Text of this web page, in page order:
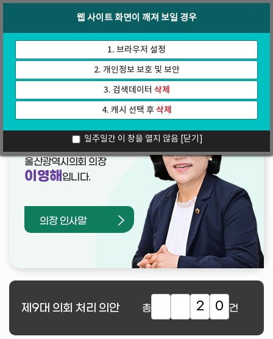
가
기
인터넷방송
웹 사이트 화면이 깨져 보일 경우
1. 브라우저 설정
2. 개인정보 보호 및 보안
3. 검색데이터 삭제
4. 캐시 선택 후삭제
일주일간 이 창을 열지 않음 [닫기]
열린의장실
울산광역시의회 의장
이영해 입니다.
의장 인사말
제9대 의회 처리 의안 총 2 0 건